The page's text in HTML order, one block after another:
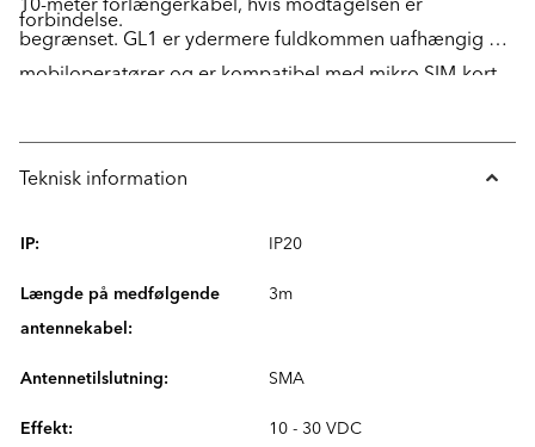
forbindelse.
begrænset. GL1 er ydermere fuldkommen uafhængig af
mobiloperatører og er kompatibel med mikro SIM-kort.
Teknisk information
IP: IP20
Længde på medfølgende
antennekabel:
3m
Antennetilslutning: SMA
Effekt: 10 - 30 VDC